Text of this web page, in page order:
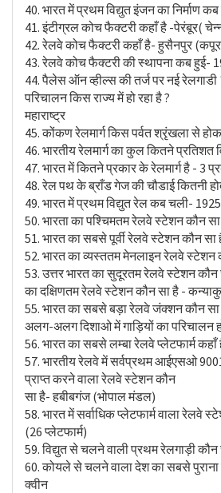
40. भारत में प्रथम विद्युत इंजन का निर्माण
41. इंटीग्रल कोच फैक्टरी कहाँ है -पेरंबूर(
42. रेलवे कोच फैक्टरी कहाँ है- हुसैनपुर
43. रेलवे कोच फैक्टरी की स्थापना कब हुई-
44. पैलेस ऑन व्हील्स की तर्ज पर नई
परिचालन किस राज्य में हो रहा है ?
महाराष्ट्र
45. कोंकण रेलमार्ग किस पर्वत श्रृंखला से
46. भारतीय रेलमार्ग का कुल कितने प्रतिशत
47. भारत में कितने प्रकार के रेलमार्ग है - 3
48. रेल पथ के ब्राँड गेज की चौडाई कितनी
49. भारत में प्रथम विद्युत रेल कब चली-
50. भारता का पश्चिमतम रेलवे स्टेशन कौन
51. भारत का सबसे पूर्वी रेलवे स्टेशन कौन सा
52. भारत का व्यस्ततम मेनलाइन रेलवे स्टेशन
53. उत्तर भारत का सुदूरतम रेलवे स्टेशन कौन
का दक्षिणतम रेलवे स्टेशन कौन सा है -
55. भारत का सबसे बड़ा रेलवे जंक्शन कौन
अलग-अलग दिशाओ में गाड़ियों का परिचालन
56. भारत का सबसे लम्बा रेलवे प्लेटफार्म
57. भारतीय रेलवे में सर्वप्रथम आईएसओ
प्राप्त करने वाला रेलवे स्टेशन कौन
सा है- हबीबगंज (भोपाल मंडल)
58. भारत में सर्वाधिक प्लेटफार्म वाला रेलवे
(26 प्लेटफार्म)
59. विद्युत से चलने वाली प्रथम रेलगाड़ी
60. कोयले से चलने वाला देश का सबसे
क्वीन